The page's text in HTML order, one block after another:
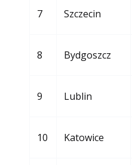
7 Szczecin
8 Bydgoszcz
9 Lublin
10 Katowice